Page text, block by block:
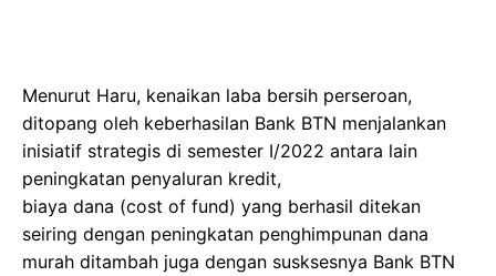
Menurut Haru, kenaikan laba bersih perseroan,
ditopang oleh keberhasilan Bank BTN menjalankan
inisiatif strategis di semester I/2022 antara lain
peningkatan penyaluran kredit,
biaya dana (cost of fund) yang berhasil ditekan
seiring dengan peningkatan penghimpunan dana
murah ditambah juga dengan susksesnya Bank BTN